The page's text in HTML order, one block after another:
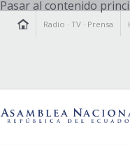
Pasar al contenido
Radio ·TV · Prensa